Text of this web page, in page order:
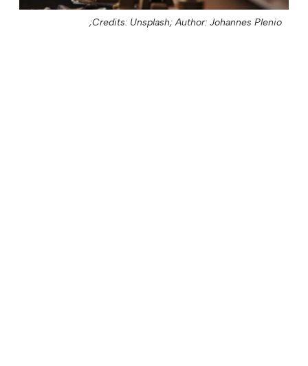
Credits: Unsplash; Author: Johannes Plenio;